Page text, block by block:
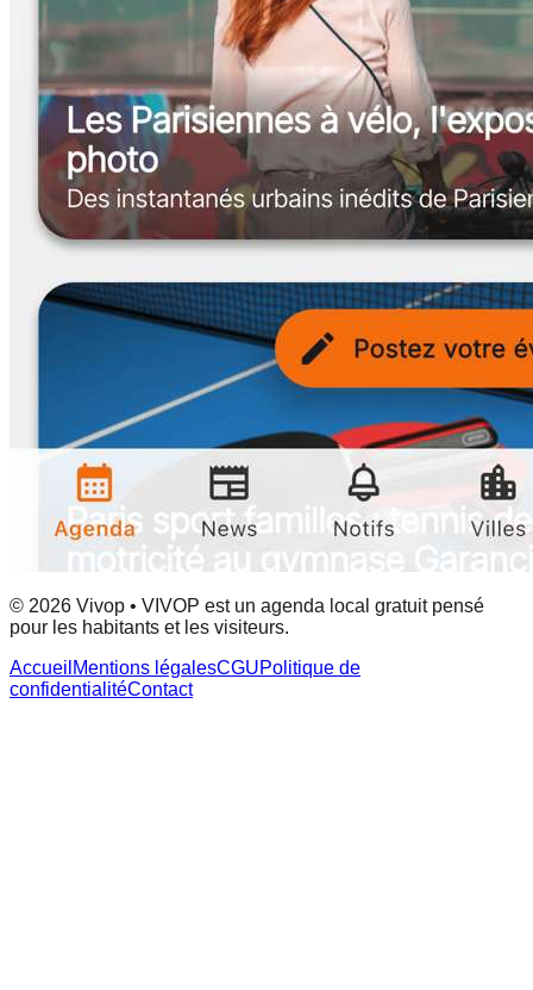
© 2026 Vivop • VIVOP est un agenda local gratuit pensé
pour les habitants et les visiteurs.
Accueil Mentions légalesCGUPolitique de
confidentialitéContact